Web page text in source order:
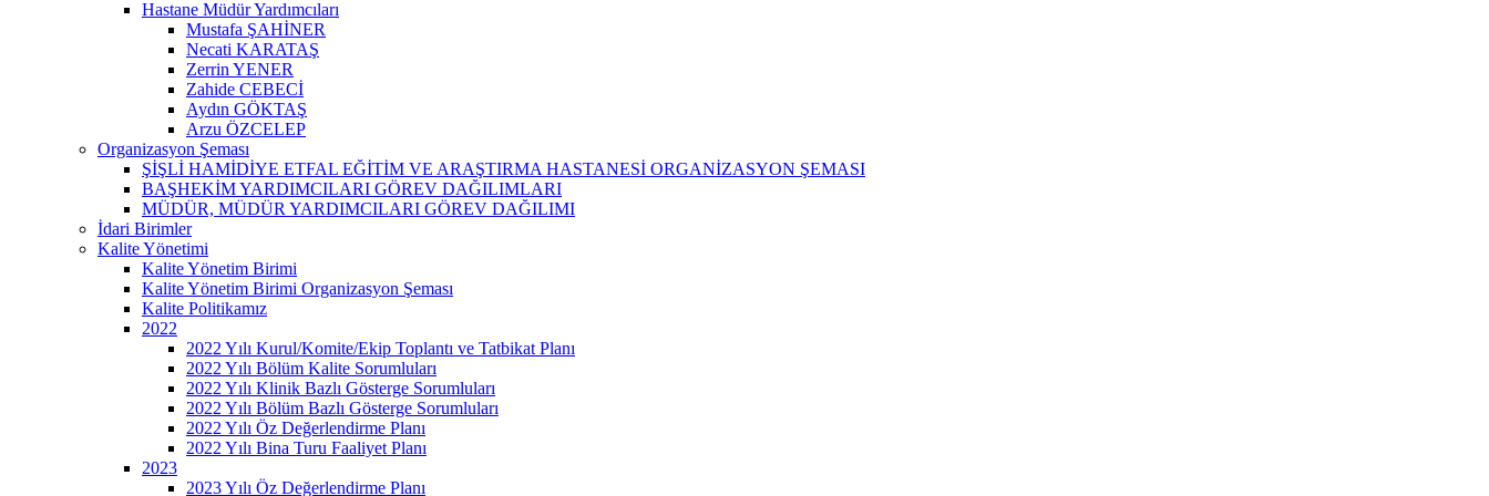
Hastane Müdür Yardımcıları
Mustafa ŞAHİNER
Necati KARATAŞ
Zerrin YENER
Zahide CEBECİ
Aydın GÖKTAŞ
Arzu ÖZCELEP
Organizasyon Şeması
ŞİŞLİ HAMİDİYE ETFAL EĞİTİM VE ARAŞTIRMA HASTANESİ ORGANİZASYON ŞEMASI
BAŞHEKİM YARDIMCILARI GÖREV DAĞILIMLARI
MÜDÜR, MÜDÜR YARDIMCILARI GÖREV DAĞILIMI
İdari Birimler
Kalite Yönetimi
Kalite Yönetim Birimi
Kalite Yönetim Birimi Organizasyon Şeması
Kalite Politikamız
2022
2022 Yılı Kurul/Komite/Ekip Toplantı ve Tatbikat Planı
2022 Yılı Bölüm Kalite Sorumluları
2022 Yılı Klinik Bazlı Gösterge Sorumluları
2022 Yılı Bölüm Bazlı Gösterge Sorumluları
2022 Yılı Öz Değerlendirme Planı
2022 Yılı Bina Turu Faaliyet Planı
2023
2023 Yılı Öz Değerlendirme Planı